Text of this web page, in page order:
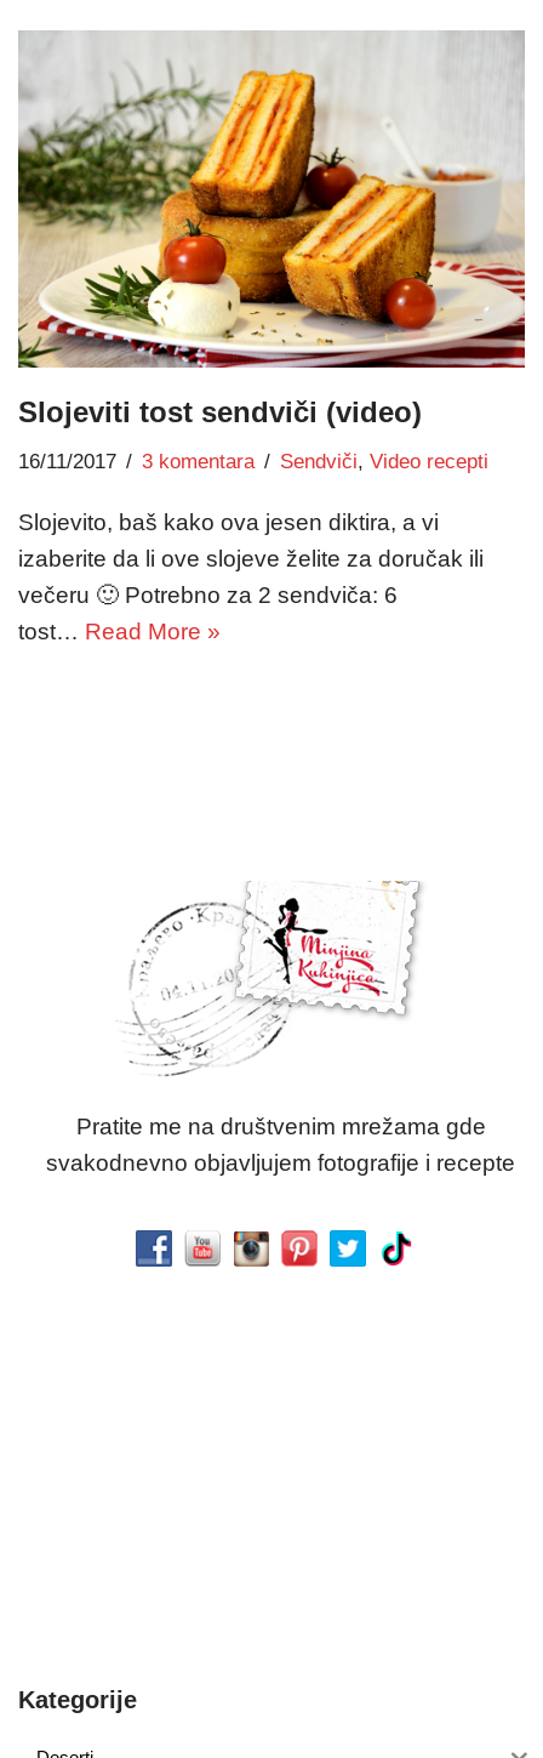
Slojeviti tost sendviči (video)
16/11/2017 3 komentara Sendviči, Video recepti
Slojevito, baš kako ova jesen diktira, a vi
izaberite da li ove slojeve želite za doručak ili
večeru 🙂 Potrebno za 2 sendviča: 6
tost… Read More »
Pratite me na društvenim mrežama gde
svakodnevno objavljujem fotografije i recepte
Kategorije